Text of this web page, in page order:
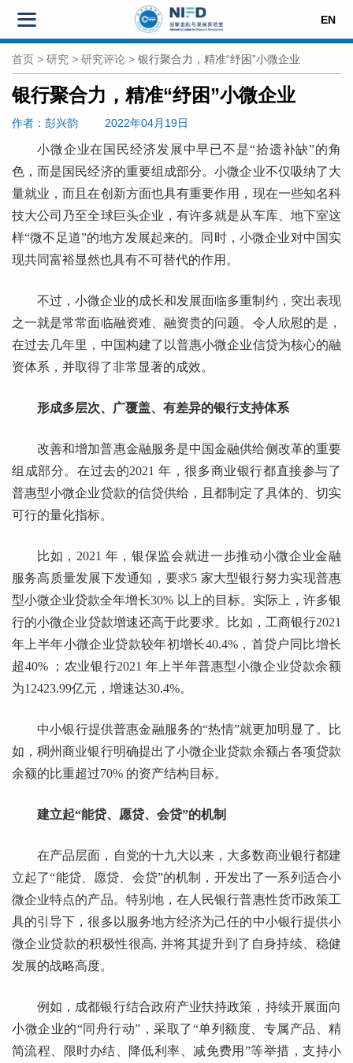
EN
首页 > 研究 > 研究评论 > 银行聚合力，精准“纾困”小微企业
银行聚合力，精准“纾困”小微企业
作者 ：彭兴韵 2022年04月19日
小微企业在国民经济发展中早已不是“拾遗补缺”的角
色，而是国民经济的重要组成部分。小微企业不仅吸纳了大
量就业，而且在创新方面也具有重要作用，现在一些知名科
技大公司乃至全球巨头企业，有许多就是从车库、地下室这
样“微不足道”的地方发展起来的。同时，小微企业对中国实
现共同富裕显然也具有不可替代的作用。
不过，小微企业的成长和发展面临多重制约，突出表现
之一就是常常面临融资难、融资贵的问题。令人欣慰的是，
在过去几年里，中国构建了以普惠小微企业信贷为核心的融
资体系，并取得了非常显著的成效。
形成多层次、广覆盖、有差异的银行支持体系
改善和增加普惠金融服务是中国金融供给侧改革的重要
组成部分。在过去的2021 年，很多商业银行都直接参与了
普惠型小微企业贷款的信贷供给，且都制定了具体的、切实
可行的量化指标。
比如，2021 年，银保监会就进一步推动小微企业金融
服务高质量发展下发通知，要求5 家大型银行努力实现普惠
型小微企业贷款全年增长30% 以上的目标。实际上，许多银
行的小微企业贷款增速还高于此要求。比如，工商银行2021
年上半年小微企业贷款较年初增长40.4%，首贷户同比增长
超40% ；农业银行2021 年上半年普惠型小微企业贷款余额
为12423.99亿元，增速达30.4%。
中小银行提供普惠金融服务的“热情”就更加明显了。比
如，稠州商业银行明确提出了小微企业贷款余额占各项贷款
余额的比重超过70% 的资产结构目标。
建立起“能贷、愿贷、会贷”的机制
在产品层面，自党的十九大以来，大多数商业银行都建
立起了“能贷、愿贷、会贷”的机制，开发出了一系列适合小
微企业特点的产品。特别地，在人民银行普惠性货币政策工
具的引导下，很多以服务地方经济为己任的中小银行提供小
微企业贷款的积极性很高, 并将其提升到了自身持续、稳健
发展的战略高度。
例如，成都银行结合政府产业扶持政策，持续开展面向
小微企业的“同舟行动”，采取了“单列额度、专属产品、精
简流程、限时办结、降低利率、减免费用”等举措，支持小